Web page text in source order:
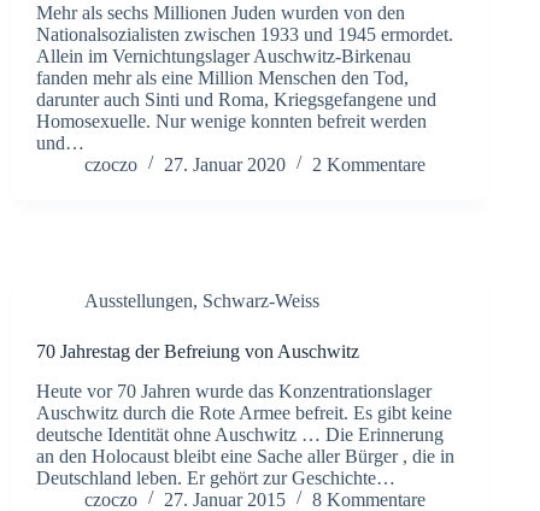
Mehr als sechs Millionen Juden wurden von den
Nationalsozialisten zwischen 1933 und 1945 ermordet.
Allein im Vernichtungslager Auschwitz-Birkenau
fanden mehr als eine Million Menschen den Tod,
darunter auch Sinti und Roma, Kriegsgefangene und
Homosexuelle. Nur wenige konnten befreit werden
und…
czoczo
27. Januar 2020 2 Kommentare
Ausstellungen, Schwarz-Weiss
70 Jahrestag der Befreiung von Auschwitz
Heute vor 70 Jahren wurde das Konzentrationslager
Auschwitz durch die Rote Armee befreit. Es gibt keine
deutsche Identität ohne Auschwitz … Die Erinnerung
an den Holocaust bleibt eine Sache aller Bürger , die in
Deutschland leben. Er gehört zur Geschichte…
czoczo
27. Januar 2015 8 Kommentare